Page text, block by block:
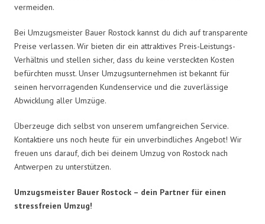
vermeiden.
Bei Umzugsmeister Bauer Rostock kannst du dich auf transparente
Preise verlassen. Wir bieten dir ein attraktives Preis-Leistungs-
Verhältnis und stellen sicher, dass du keine versteckten Kosten
befürchten musst. Unser Umzugsunternehmen ist bekannt für
seinen hervorragenden Kundenservice und die zuverlässige
Abwicklung aller Umzüge.
Überzeuge dich selbst von unserem umfangreichen Service.
Kontaktiere uns noch heute für ein unverbindliches Angebot! Wir
freuen uns darauf, dich bei deinem Umzug von Rostock nach
Antwerpen zu unterstützen.
Umzugsmeister Bauer Rostock – dein Partner für einen
stressfreien Umzug!